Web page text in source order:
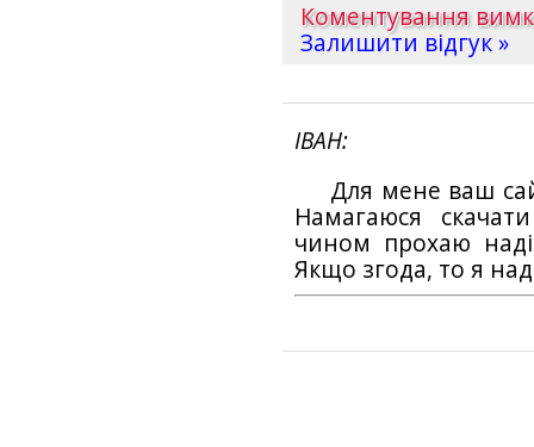
Коментування
Залишити відгук »
ІВАН
Для мене ваш
Намагаюся
чином прохаю
Якщо згода, то я